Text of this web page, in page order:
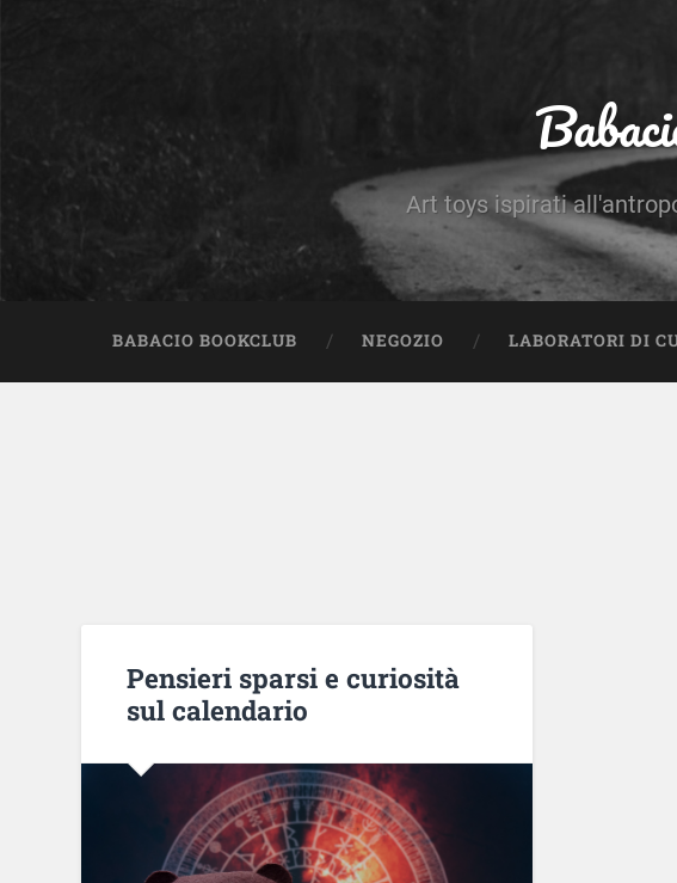
Art toys ispirati
BABACIO BOOKCLUB NEGOZIO LABORATORI DI
Pensieri sparsi e curiosità
sul calendario